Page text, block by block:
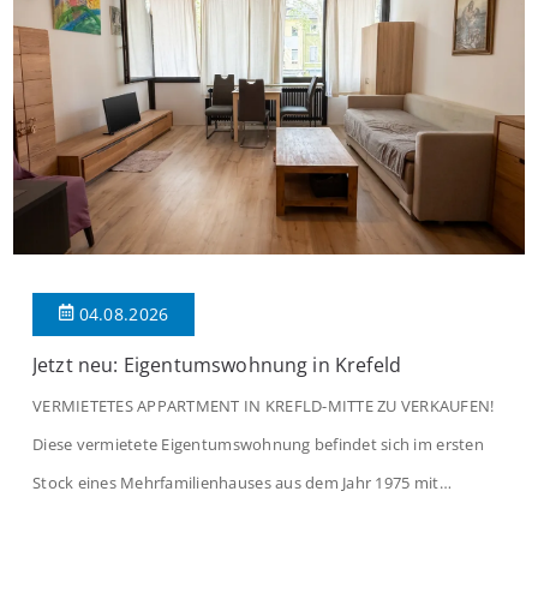
04.08.2026
Jetzt neu: Eigentumswohnung in Krefeld
VERMIETETES APPARTMENT IN KREFLD-MITTE ZU VERKAUFEN!
Diese vermietete Eigentumswohnung befindet sich im ersten
Stock eines Mehrfamilienhauses aus dem Jahr 1975 mit